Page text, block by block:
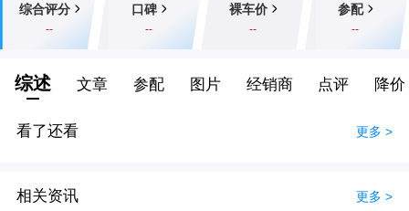
综合评分
--
口碑
--
裸车价
--
参配
--
综述 文章 参配 图片 经销商 点评 降价
看了还看 更多 >
相关资讯 更多 >